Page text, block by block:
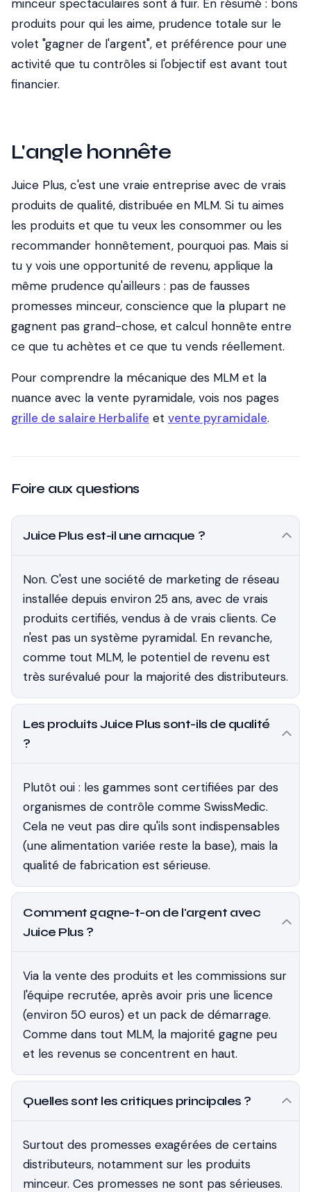
minceur spectaculaires sont à fuir. En résumé : bons
produits pour qui les aime, prudence totale sur le
volet "gagner de l'argent", et préférence pour une
activité que tu contrôles si l'objectif est avant tout
financier.
L'angle honnête
Juice Plus, c'est une vraie entreprise avec de vrais
produits de qualité, distribuée en MLM. Si tu aimes
les produits et que tu veux les consommer ou les
recommander honnêtement, pourquoi pas. Mais si
tu y vois une opportunité de revenu, applique la
même prudence qu'ailleurs : pas de fausses
promesses minceur, conscience que la plupart ne
gagnent pas grand-chose, et calcul honnête entre
ce que tu achètes et ce que tu vends réellement.
Pour comprendre la mécanique des MLM et la
nuance avec la vente pyramidale, vois nos pages
grille de salaire Herbalife et vente pyramidale.
Foire aux questions
Juice Plus est-il une arnaque ?
Non. C'est une société de marketing de réseau
installée depuis environ 25 ans, avec de vrais
produits certifiés, vendus à de vrais clients. Ce
n'est pas un système pyramidal. En revanche,
comme tout MLM, le potentiel de revenu est
très surévalué pour la majorité des distributeurs.
Les produits Juice Plus sont-ils de qualité
?
Plutôt oui : les gammes sont certifiées par des
organismes de contrôle comme SwissMedic.
Cela ne veut pas dire qu'ils sont indispensables
(une alimentation variée reste la base), mais la
qualité de fabrication est sérieuse.
Comment gagne-t-on de l'argent avec
Juice Plus ?
Via la vente des produits et les commissions sur
l'équipe recrutée, après avoir pris une licence
(environ 50 euros) et un pack de démarrage.
Comme dans tout MLM, la majorité gagne peu
et les revenus se concentrent en haut.
Quelles sont les critiques principales ?
Surtout des promesses exagérées de certains
distributeurs, notamment sur les produits
minceur. Ces promesses ne sont pas sérieuses.